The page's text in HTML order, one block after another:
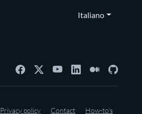
Italiano
Privacy policy Contact How-to's